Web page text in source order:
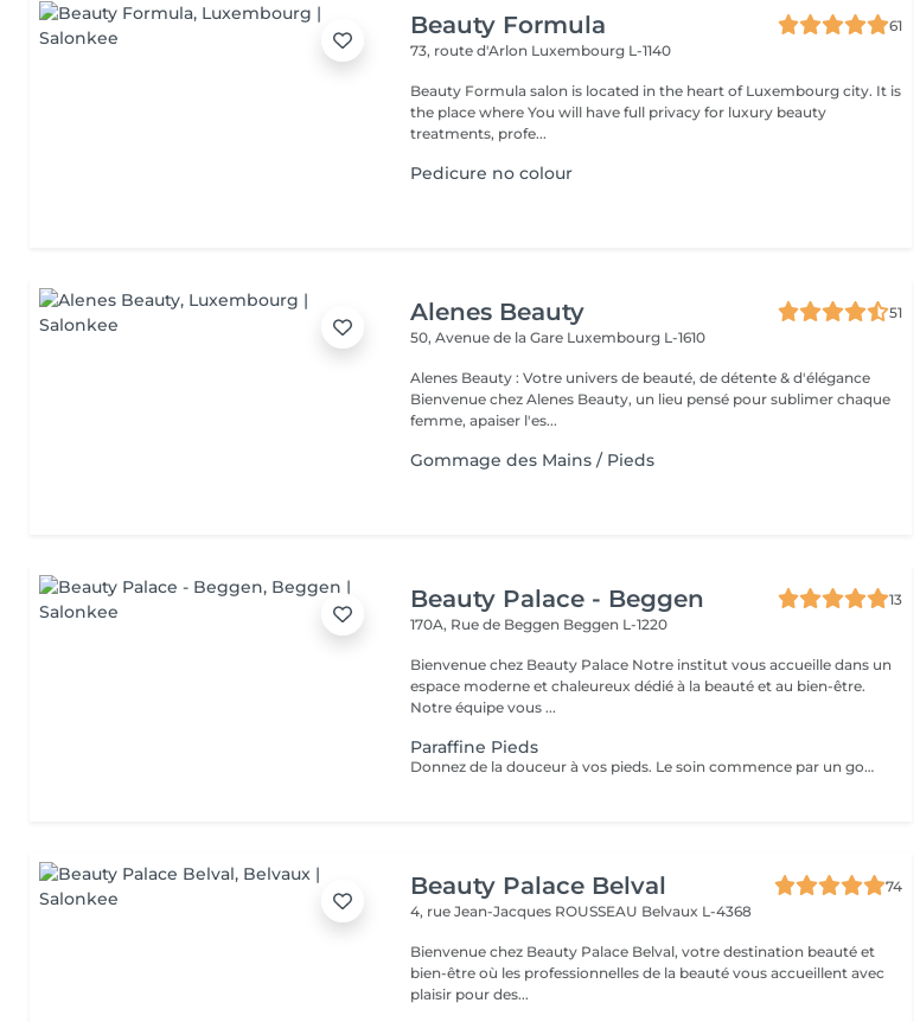
Beauty Formula
61
73, route d'Arlon Luxembourg L-1140
Beauty Formula salon is located in the heart of Luxembourg city. It is
the place where You will have full privacy for luxury beauty
treatments, profe...
Pedicure no colour
Alenes Beauty
51
50, Avenue de la Gare Luxembourg L-1610
Alenes Beauty : Votre univers de beauté, de détente & d'élégance
Bienvenue chez Alenes Beauty, un lieu pensé pour sublimer chaque
femme, apaiser l'es...
Gommage des Mains / Pieds
Beauty Palace - Beggen
13
170A, Rue de Beggen Beggen L-1220
Bienvenue chez Beauty Palace Notre institut vous accueille dans un
espace moderne et chaleureux dédié à la beauté et au bien-être.
Notre équipe vous ...
Paraffine Pieds
Donnez de la douceur à vos pieds. Le soin commence par un gommage de la demi-jambe et des pieds, puis avec un grand pinceau la spécialiste de beauté applique la paraffine chaude sur chaque pieds, ce masque va poser environ 15 min, puis vient le moment de la détente: le modelage des pieds, relaxation suprême. Résultat des pieds doux comme une peau de bébé.
Beauty Palace Belval
74
4, rue Jean-Jacques ROUSSEAU Belvaux L-4368
Bienvenue chez Beauty Palace Belval, votre destination beauté et
bien-être où les professionnelles de la beauté vous accueillent avec
plaisir pour des...